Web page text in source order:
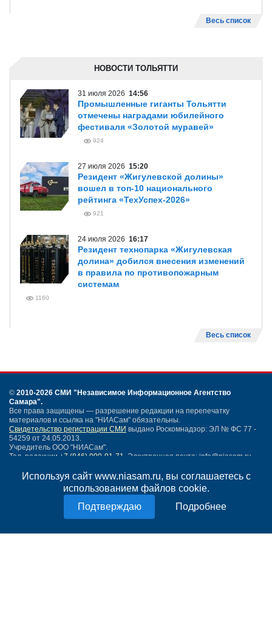
Используя сайт www.niasam.ru, вы соглашаетесь с
использованием файлов cookie.
Подробнее
Весь список
НОВОСТИ ТОЛЬЯТТИ
31 июля 2026 14:56
Промышленные гиганты Тольятти
отмечены наградами юбилейного
фестиваля «Золотой муравей»
924
27 июля 2026 15:20
Резидент «Жигулевской долины»
вошел в топ-10 национального
рейтинга «ТехУспех-2026»
921
24 июля 2026 16:17
Резидент технопарка «Жигулевская
долина» добился внесения изменений
в правила по противопожарным
системам
1160
Весь список
© 2010-2026 СМИ "Независимое Информационное Агентство
Самара".
Все права защищены — разрешение редакции на перепечатку
материалов и ссылка на "НИАСам" обязательны.
Свидетельство регистрации СМИ выдано Роскомнадзор: ЭЛ № ФС 77 -
54259 от 24.05.2013.
Учредитель ООО "НИАСам".
Тел. редакции +7 (846) 990-91-71. Электронная почта: info@niasam.ru
Написать письмо
Политика конфиденциальности
18+